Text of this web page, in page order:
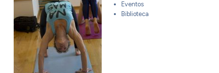
Eventos
Biblioteca